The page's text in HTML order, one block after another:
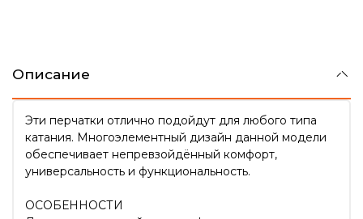
Описание
Эти перчатки отлично подойдут для любого типа
катания. Многоэлементный дизайн данной модели
обеспечивает непревзойдённый комфорт,
универсальность и функциональность.
ОСОБЕННОСТИ